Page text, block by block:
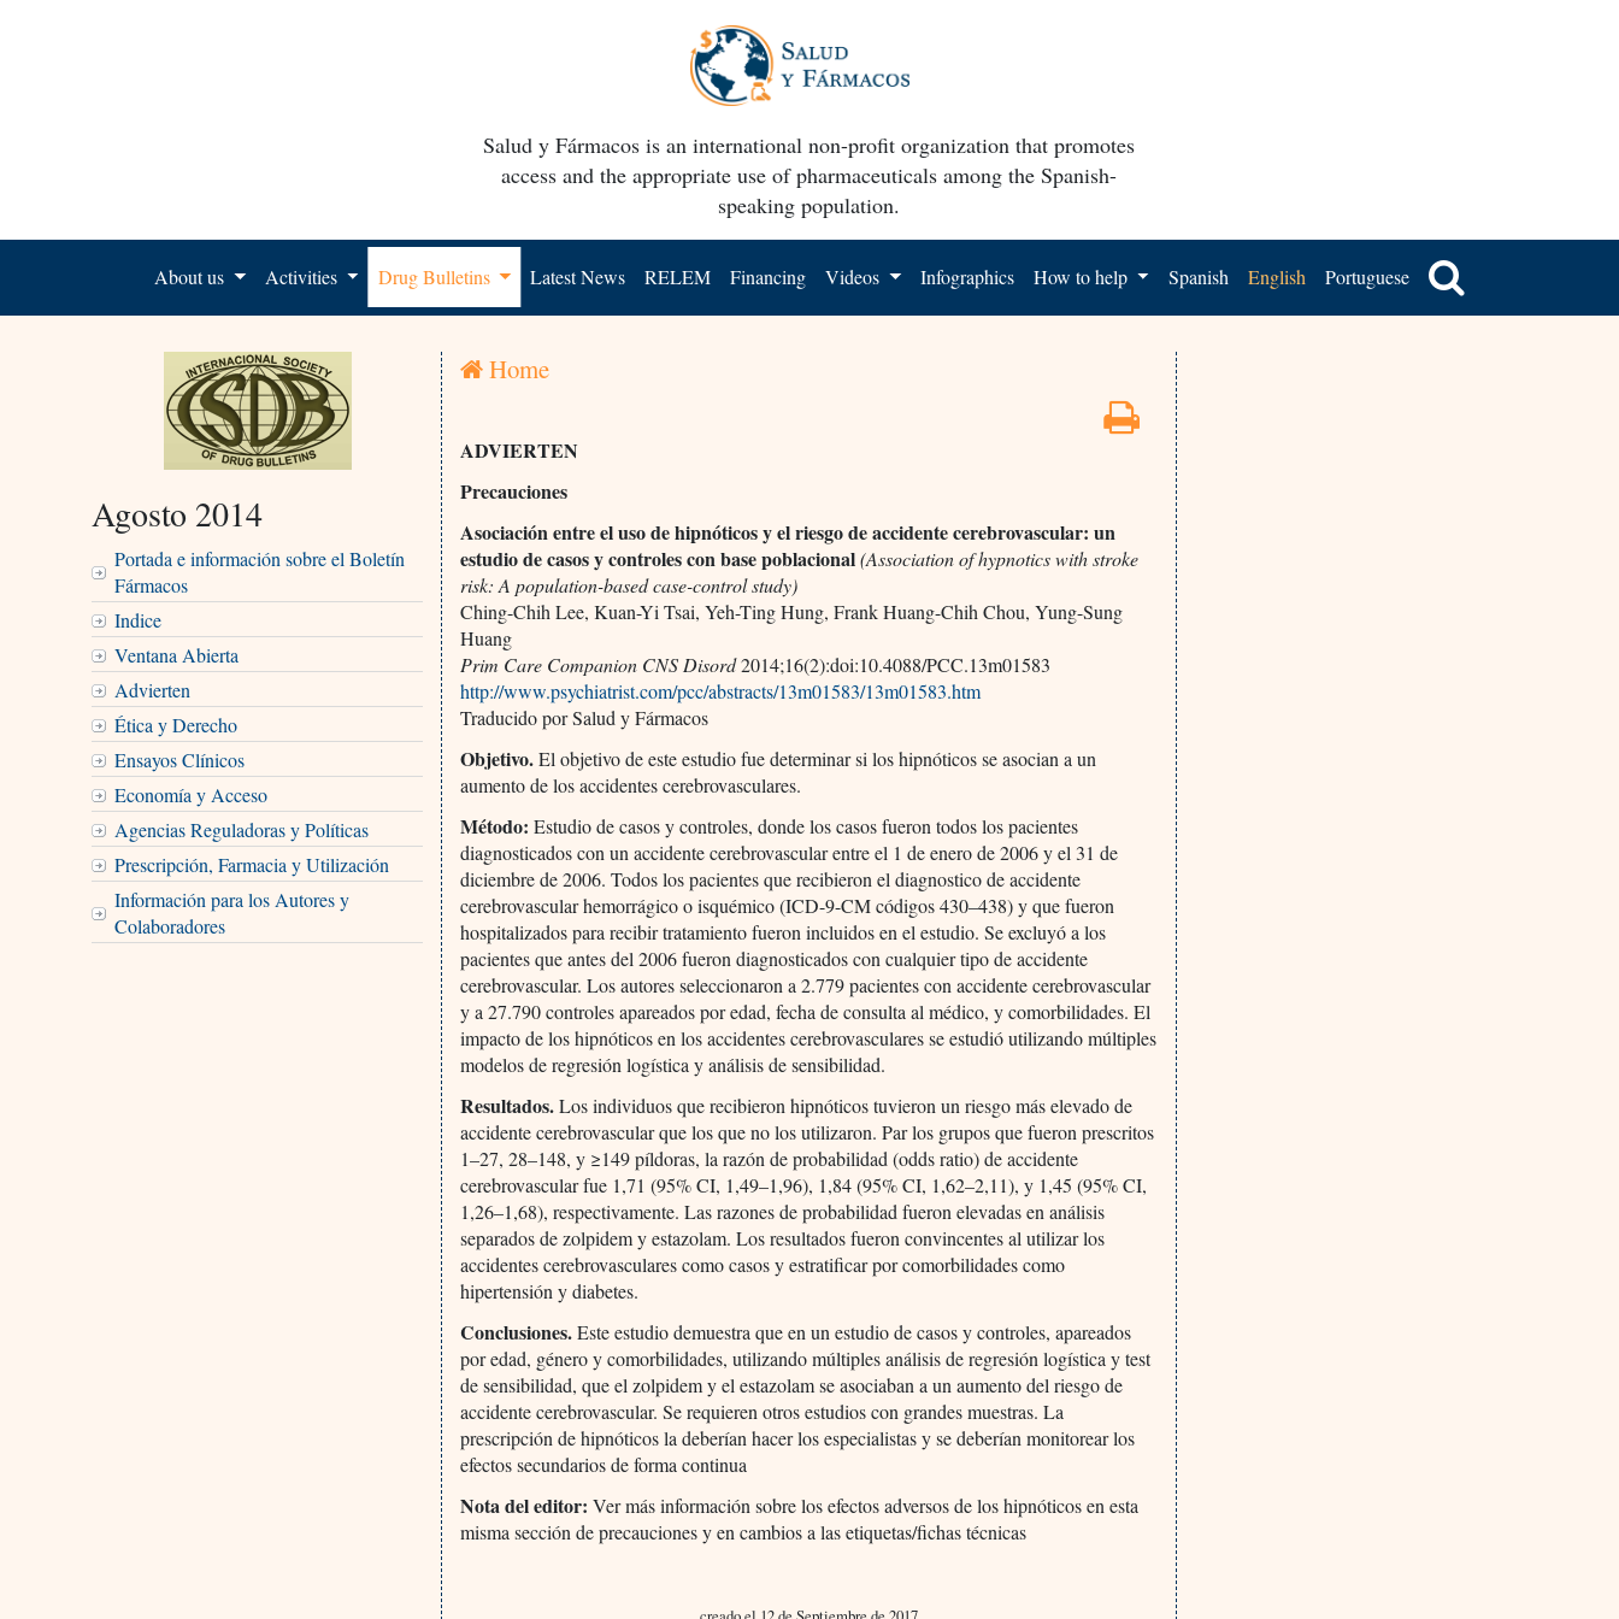
Salud y Fármacos is an international non-profit organization that promotes
access and the appropriate use of pharmaceuticals among the Spanish-
speaking population.
About us Activities Drug Bulletins Latest News RELEM Financing Videos Infographics How to help Spanish English Portuguese
Agosto 2014
Portada e información sobre el Boletín
Fármacos
Indice
Ventana Abierta
Advierten
Ética y Derecho
Ensayos Clínicos
Economía y Acceso
Agencias Reguladoras y Políticas
Prescripción, Farmacia y Utilización
Información para los Autores y
Colaboradores
Home
ADVIERTEN
Precauciones
Asociación entre el uso de hipnóticos y el riesgo de accidente cerebrovascular: un
estudio de casos y controles con base poblacional (Association of hypnotics with stroke
risk: A population-based case-control study)
Ching-Chih Lee, Kuan-Yi Tsai, Yeh-Ting Hung, Frank Huang-Chih Chou, Yung-Sung
Huang
Prim Care Companion CNS Disord2014;16(2):doi:10.4088/PCC.13m01583
http://www.psychiatrist.com/pcc/abstracts/13m01583/13m01583.htm
Traducido por Salud y Fármacos
Objetivo.El objetivo de este estudio fue determinar si los hipnóticos se asocian a un
aumento de los accidentes cerebrovasculares.
Método: Estudio de casos y controles, donde los casos fueron todos los pacientes
diagnosticados con un accidente cerebrovascular entre el 1 de enero de 2006 y el 31 de
diciembre de 2006. Todos los pacientes que recibieron el diagnostico de accidente
cerebrovascular hemorrágico o isquémico (ICD-9-CM códigos 430–438) y que fueron
hospitalizados para recibir tratamiento fueron incluidos en el estudio. Se excluyó a los
pacientes que antes del 2006 fueron diagnosticados con cualquier tipo de accidente
cerebrovascular. Los autores seleccionaron a 2.779 pacientes con accidente cerebrovascular
y a 27.790 controles apareados por edad, fecha de consulta al médico, y comorbilidades. El
impacto de los hipnóticos en los accidentes cerebrovasculares se estudió utilizando múltiples
modelos de regresión logística y análisis de sensibilidad.
Resultados.Los individuos que recibieron hipnóticos tuvieron un riesgo más elevado de
accidente cerebrovascular que los que no los utilizaron. Par los grupos que fueron prescritos
1–27, 28–148, y ≥149 píldoras, la razón de probabilidad (odds ratio) de accidente
cerebrovascular fue 1,71 (95% CI, 1,49–1,96), 1,84 (95% CI, 1,62–2,11), y 1,45 (95% CI,
1,26–1,68), respectivamente. Las razones de probabilidad fueron elevadas en análisis
separados de zolpidem y estazolam. Los resultados fueron convincentes al utilizar los
accidentes cerebrovasculares como casos y estratificar por comorbilidades como
hipertensión y diabetes.
Conclusiones.Este estudio demuestra que en un estudio de casos y controles, apareados
por edad, género y comorbilidades, utilizando múltiples análisis de regresión logística y test
de sensibilidad, que el zolpidem y el estazolam se asociaban a un aumento del riesgo de
accidente cerebrovascular. Se requieren otros estudios con grandes muestras. La
prescripción de hipnóticos la deberían hacer los especialistas y se deberían monitorear los
efectos secundarios de forma continua
Nota del editor: Ver más información sobre los efectos adversos de los hipnóticos en esta
misma sección de precauciones y en cambios a las etiquetas/fichas técnicas